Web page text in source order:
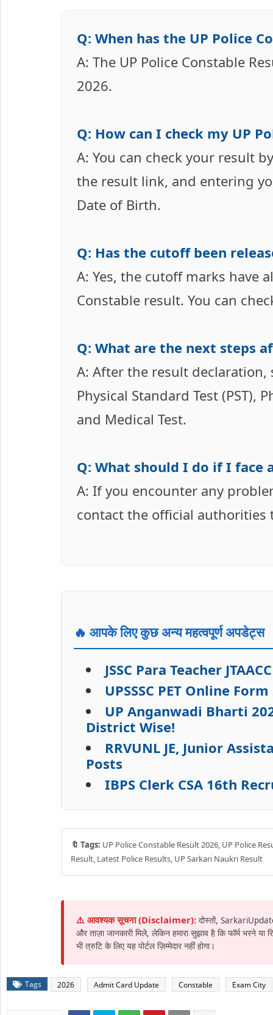
Q: When has the UP Police
A: The UP Police Constable
2026.
Q: How can I check my UP
A: You can check your result
the result link, and entering
Date of Birth.
Q: Has the cutoff been
A: Yes, the cutoff marks have
Constable result. You can
Q: What are the next steps
A: After the result
Physical Standard Test (PST),
and Medical Test.
Q: What should I do if I face
A: If you encounter any
contact the official authorities
🔥 आपके लिए कुछ अन्य महत्वपूर्ण अपडेट्स
JSSC Para Teacher
UPSSSC PET Online
UP Anganwadi Bharti
District Wise!
RRVUNL JE, Junior
Posts
IBPS Clerk CSA 16th
🔖 Tags: UP Police Constable Result 2026, UP Police
Result, Latest Police Results, UP Sarkari Naukri Result
⚠️ आवश्यक सूचना (Disclaimer): दोस्तों,
और ताज़ा जानकारी मिले, लेकिन हमारा सुझाव है कि फॉर्म
भी त्रुटि के लिए यह पोर्टल ज़िम्मेदार नहीं होगा।
Tags 2026 Admit Card Update Constable Exam City